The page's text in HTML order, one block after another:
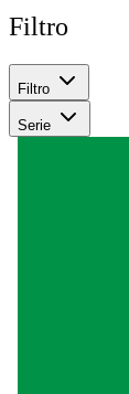
Filtro
Filtro
Serie